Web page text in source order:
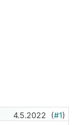
4.5.2022 (#1)